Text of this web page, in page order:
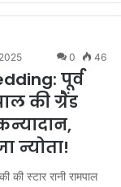
0 46
पूर्व
की ग्रैंड
न्योता!
स्टार रानी रामपाल